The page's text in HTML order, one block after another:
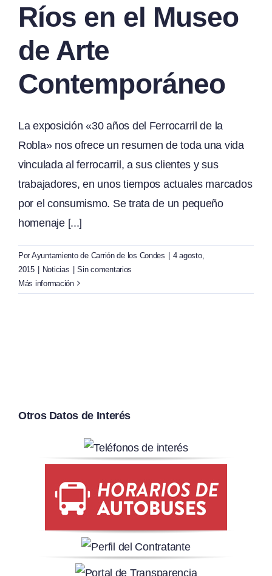
Ríos en el Museo
de Arte
Contemporáneo
La exposición «30 años del Ferrocarril de la
Robla» nos ofrece un resumen de toda una vida
vinculada al ferrocarril, a sus clientes y sus
trabajadores, en unos tiempos actuales marcados
por el consumismo. Se trata de un pequeño
homenaje [...]
Por Ayuntamiento de Carrión de los Condes | 4 agosto,
2015 | Noticias | Sin comentarios
Más información
Otros Datos de Interés